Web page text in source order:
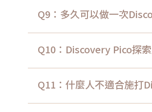
Q9：多久可以做一次
Q10：Discovery Pico探
Q11：什麼人不適合施打